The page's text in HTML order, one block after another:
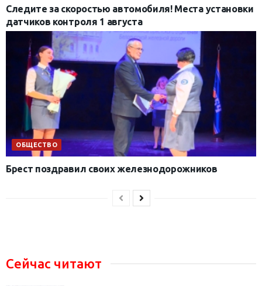
Следите за скоростью автомобиля! Места установки
датчиков контроля 1 августа
ОБЩЕСТВО
Брест поздравил своих железнодорожников
Сейчас читают